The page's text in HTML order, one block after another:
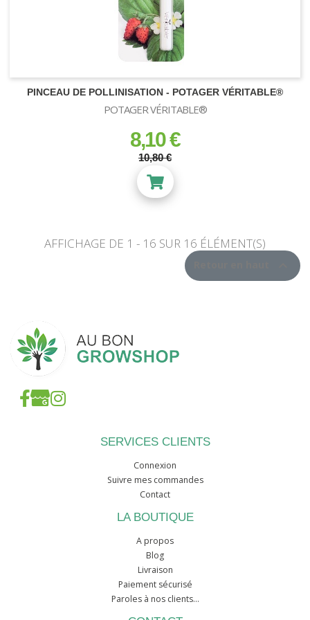
PINCEAU DE POLLINISATION - POTAGER VÉRITABLE®
POTAGER VÉRITABLE®
prix
8,10 €prix régulier
10,80 €
AFFICHAGE DE 1 - 16 SUR 16 ÉLÉMENT(S)
SERVICES CLIENTS
Connexion
Suivre mes commandes
Contact
LA BOUTIQUE
A propos
Blog
Livraison
Paiement sécurisé
Paroles à nos clients...